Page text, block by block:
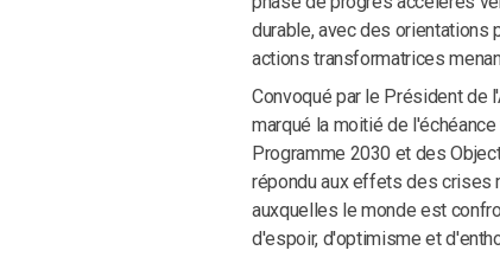
durable, avec des orientations
actions transformatrices
Convoqué par le Président de
marqué la moitié de
Programme 2030 et des
répondu aux effets des crises
auxquelles le monde est
d'espoir, d'optimisme et